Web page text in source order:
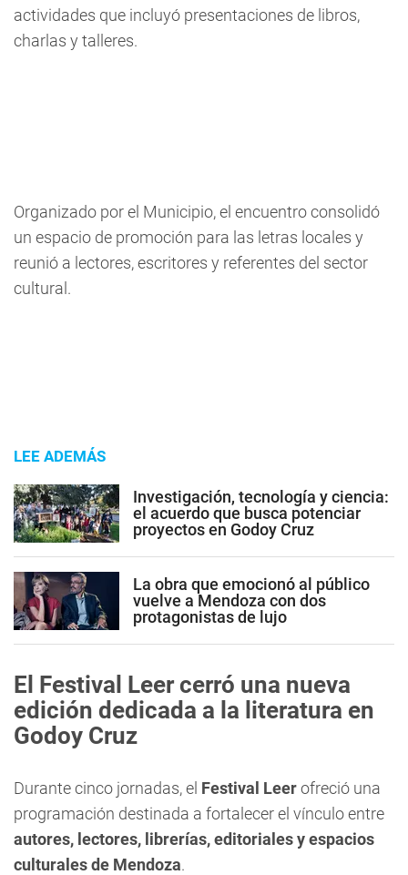
actividades que incluyó presentaciones de libros,
charlas y talleres.
Organizado por el Municipio, el encuentro consolidó
un espacio de promoción para las letras locales y
reunió a lectores, escritores y referentes del sector
cultural.
LEE ADEMÁS
Investigación, tecnología y ciencia:
el acuerdo que busca potenciar
proyectos en Godoy Cruz
La obra que emocionó al público
vuelve a Mendoza con dos
protagonistas de lujo
El Festival Leer cerró una nueva
edición dedicada a la literatura en
Godoy Cruz
Durante cinco jornadas, el Festival Leerofreció una
programación destinada a fortalecer el vínculo entre
autores, lectores, librerías, editoriales y espacios
culturales de Mendoza.